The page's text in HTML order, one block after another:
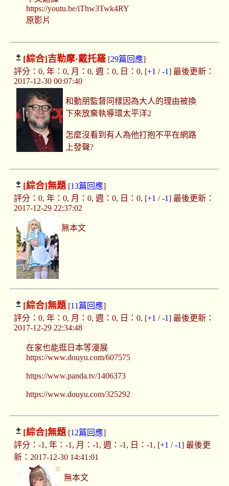
https://youtu.be/iThw3Twk4RY
原影片
[綜合]吉勒摩·戴托羅[29篇回應]
評分：0, 年：0, 月：0, 週：0, 日：0, [+1 /-1] 最後更新：
2017-12-30 00:07:40
和動朋監督同樣因為大人的理由被換
下來放棄執導環太平洋2
怎麼沒看到有人為他打抱不平在網路
上發聲?
[綜合]無題[13篇回應]
評分：0, 年：0, 月：0, 週：0, 日：0, [+1 /-1] 最後更新：
2017-12-29 22:37:02
無本文
[綜合]無題[11篇回應]
評分：0, 年：0, 月：0, 週：0, 日：0, [+1 /-1] 最後更新：
2017-12-29 22:34:48
在家也能逛日本等漫展
https://www.douyu.com/607575
https://www.panda.tv/1406373
https://www.douyu.com/325292
[綜合]無題[12篇回應]
評分：-1, 年：-1, 月：-1, 週：-1, 日：-1, [+1 /-1] 最後更
新：2017-12-30 14:41:01
無本文